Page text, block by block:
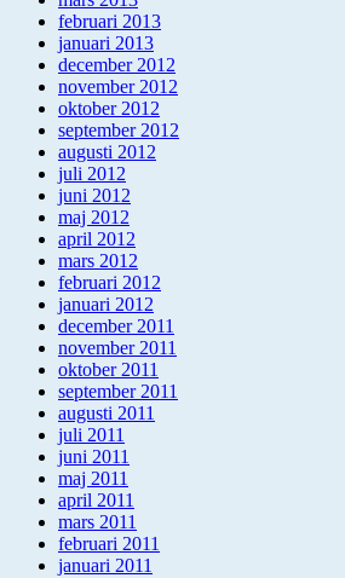
februari 2013
januari 2013
december 2012
november 2012
oktober 2012
september 2012
augusti 2012
juli 2012
juni 2012
maj 2012
april 2012
mars 2012
februari 2012
januari 2012
december 2011
november 2011
oktober 2011
september 2011
augusti 2011
juli 2011
juni 2011
maj 2011
april 2011
mars 2011
februari 2011
januari 2011